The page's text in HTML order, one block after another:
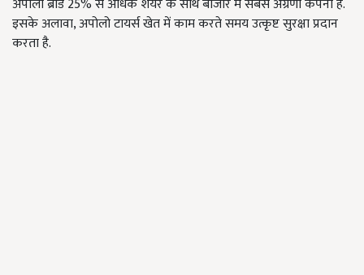
अपोलो ब्रांड 25% से अधिक शेयर के साथ बाजार में सबसे अग्रणी कंपनी है.
इसके अलावा, अपोलो टायर्स खेत में काम करते समय उत्कृष्ट सुरक्षा प्रदान
करता है.